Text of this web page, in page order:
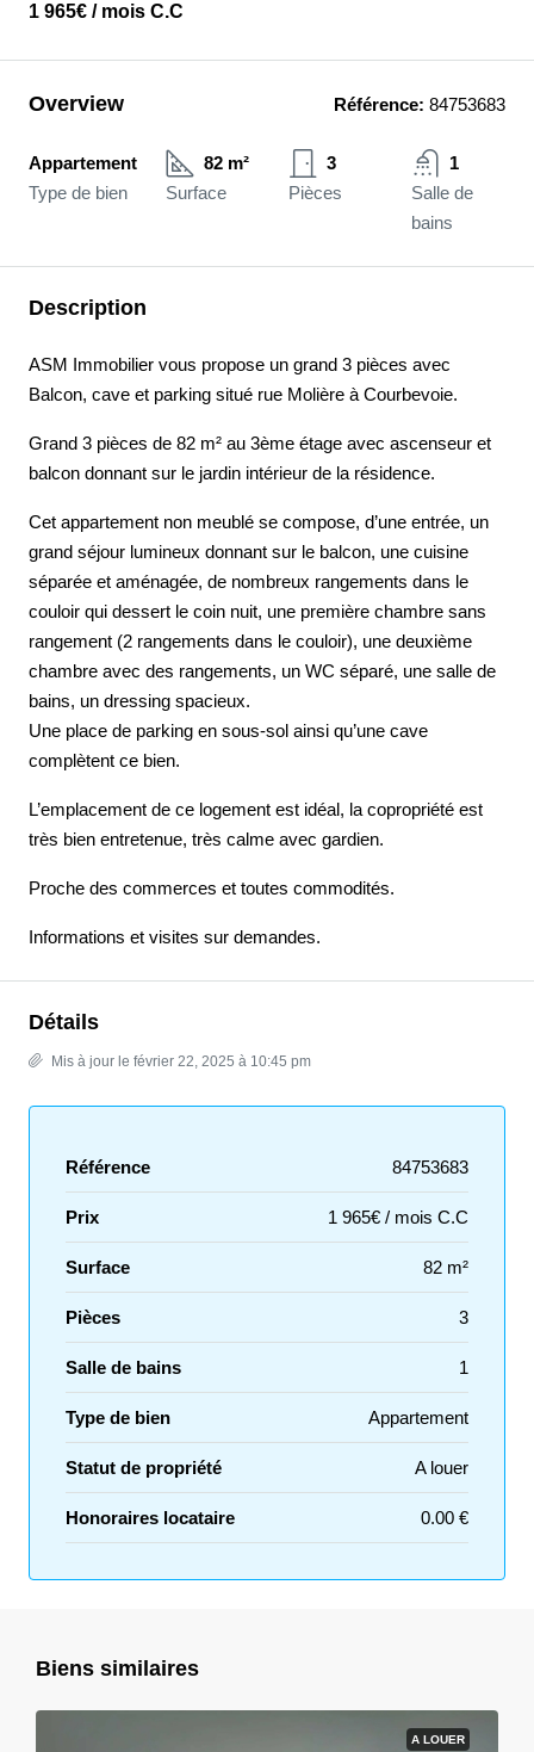
1 965€ / mois C.C
Overview Référence: 84753683
Appartement
Type de bien
82 m²
Surface
3
Pièces
1
Salle de
bains
Description
ASM Immobilier vous propose un grand 3 pièces avec
Balcon, cave et parking situé rue Molière à Courbevoie.
Grand 3 pièces de 82 m² au 3ème étage avec ascenseur et
balcon donnant sur le jardin intérieur de la résidence.
Cet appartement non meublé se compose, d’une entrée, un
grand séjour lumineux donnant sur le balcon, une cuisine
séparée et aménagée, de nombreux rangements dans le
couloir qui dessert le coin nuit, une première chambre sans
rangement (2 rangements dans le couloir), une deuxième
chambre avec des rangements, un WC séparé, une salle de
bains, un dressing spacieux.
Une place de parking en sous-sol ainsi qu’une cave
complètent ce bien.
L’emplacement de ce logement est idéal, la copropriété est
très bien entretenue, très calme avec gardien.
Proche des commerces et toutes commodités.
Informations et visites sur demandes.
Détails
Mis à jour le février 22, 2025 à 10:45 pm
Référence 84753683
Prix 1 965€ / mois C.C
Surface 82 m²
Pièces 3
Salle de bains 1
Type de bien Appartement
Statut de propriété A louer
Honoraires locataire 0.00 €
Biens similaires
A LOUER